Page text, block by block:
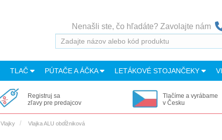
Nenašli ste, čo hľadáte? Zavolajte nám
TLAČ PÚTAČE A ÁČKA LETÁKOVÉ STOJANČEKY
Registruj sa
zľavy pre predajcov
Tlačíme a vyrábame
v Česku
Vlajky Vlajka ALU obdĺžniková